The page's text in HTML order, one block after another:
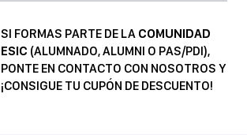
SI FORMAS PARTE DE LA COMUNIDAD
ESIC (ALUMNADO, ALUMNI O PAS/PDI),
PONTE EN CONTACTO CON NOSOTROS Y
¡CONSIGUE TU CUPÓN DE DESCUENTO!